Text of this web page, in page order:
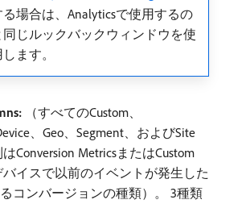
る場合は、Analyticsで使用するの
同じルックバックウィンドウを使
ます。
（すべてのCustom、
、Geo、Segment、およびSite
Conversion MetricsまたはCustom
バイスで以前のイベントが発生した
コンバージョンの種類）。 3種類